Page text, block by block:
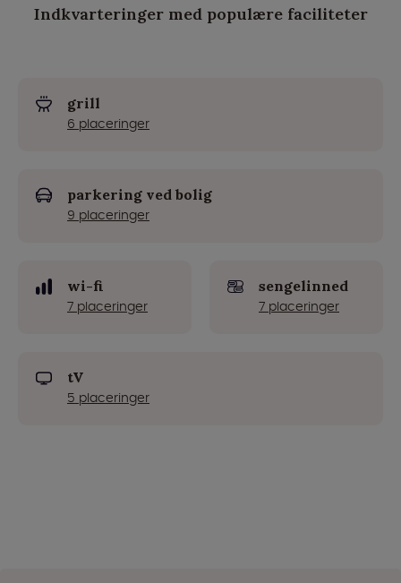
Indkvarteringer med populære faciliteter
grill
6 placeringer
parkering ved bolig
9 placeringer
wi-fi
7 placeringer
sengelinned
7 placeringer
tV
5 placeringer